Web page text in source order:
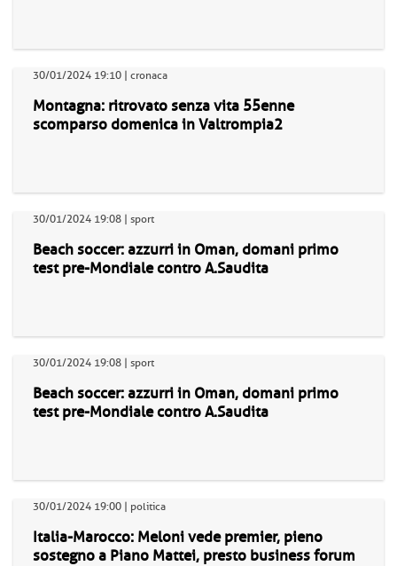
30/01/2024 19:10 | cronaca
Montagna: ritrovato senza vita 55enne
scomparso domenica in Valtrompia2
30/01/2024 19:08 | sport
Beach soccer: azzurri in Oman, domani primo
test pre-Mondiale contro A.Saudita
30/01/2024 19:08 | sport
Beach soccer: azzurri in Oman, domani primo
test pre-Mondiale contro A.Saudita
30/01/2024 19:00 | politica
Italia-Marocco: Meloni vede premier, pieno
sostegno a Piano Mattei, presto business forum